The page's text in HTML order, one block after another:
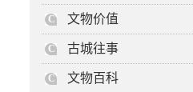
C 文物价值
C 古城往事
C 文物百科